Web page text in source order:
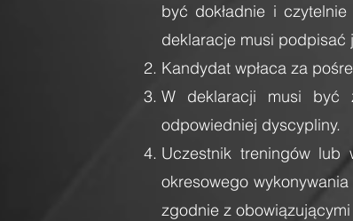
być dokładnie i
deklaracje musi podpisać
Kandydat wpłaca za
W deklaracji musi być
odpowiedniej dyscypliny.
Uczestnik treningów lub
okresowego
zgodnie z